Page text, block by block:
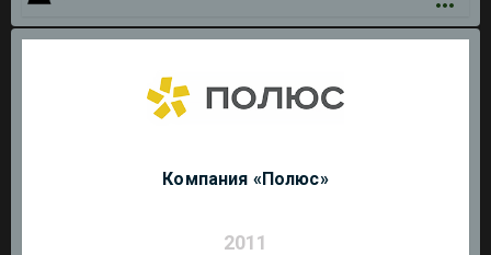
Компания «Полюс»
2011